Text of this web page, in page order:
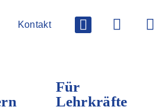
Kontakt
Für
Lehrkräfte